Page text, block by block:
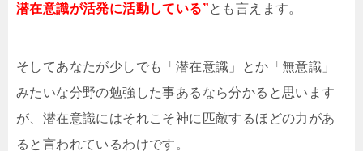
潜在意識が活発に活動している”とも言えます。
そしてあなたが少しでも「潜在意識」とか「無意識」
みたいな分野の勉強した事あるなら分かると思います
が、潜在意識にはそれこそ神に匹敵するほどの力があ
ると言われているわけです。